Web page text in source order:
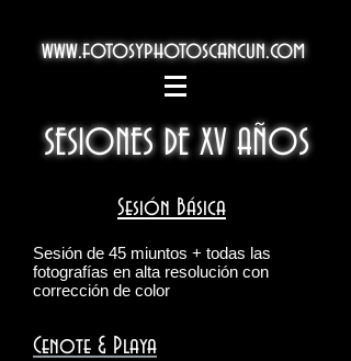
www.fotosyphotoscancun.com
Sesión Básica
Sesión de 45 miuntos + todas las
fotografías en alta resolución con
corrección de color
Cenote & Playa
SESIONES DE XV AÑOS